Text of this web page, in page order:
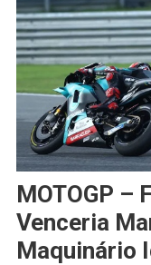
MOTOGP –
Venceria
Maquinário